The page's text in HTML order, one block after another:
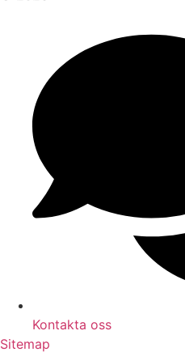
Kontakta oss
Sitemap